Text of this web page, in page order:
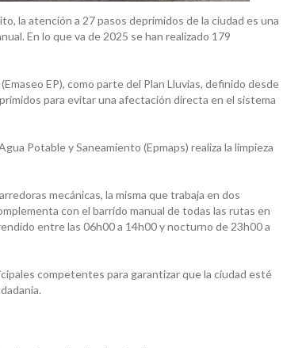
la atención a 27 pasos deprimidos de la ciudad es una
En lo que va de 2025 se han realizado 179
EP), como parte del Plan Lluvias, definido desde
para evitar una afectación directa en el sistema
Potable y Saneamiento (Epmaps) realiza la limpieza
mecánicas, la misma que trabaja en dos
con el barrido manual de todas las rutas en
entre las 06h00 a 14h00 y nocturno de 23h00 a
competentes para garantizar que la ciudad esté